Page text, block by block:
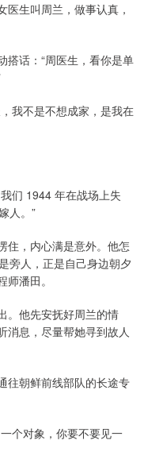
生叫周兰，做事认真，
搭话：“周医生，看你是单
我不是不想成家，是我在
们 1944 年在战场上失
人。”
住，内心满是意外。他怎
旁人，正是自己身边朝夕
潘田。
。他先安抚好周兰的情
消息，尽量帮她寻到故人
往朝鲜前线部队的长途专
个对象，你要不要见一